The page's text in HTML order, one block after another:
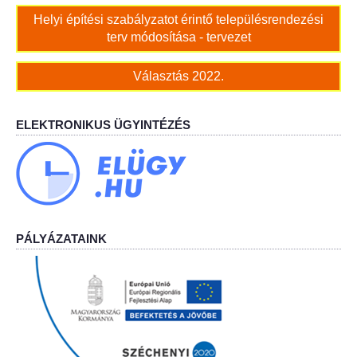
Bölcskei Néptánc Egyesület
Bölcskei Polgárőrség
Bölcskei Klímakör
HIVATAL
Szervezeti felépítés
Dokumentumok
Nyomtatványok
Szabályzatok
Helyi építési szabályzatot érintő településrendezési
terv módosítása - tervezet
Választás 2022.
ELEKTRONIKUS ÜGYINTÉZÉS
PÁLYÁZATAINK